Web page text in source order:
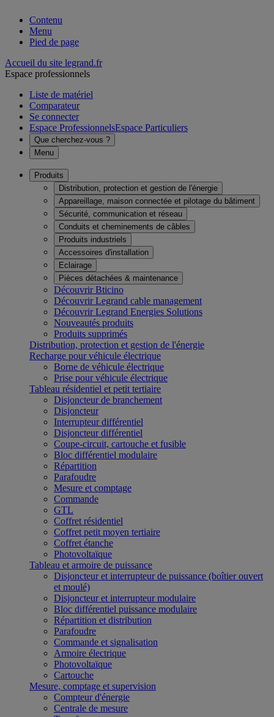
Contenu
Menu
Pied de page
Accueil du site legrand.fr
Espace professionnels
Liste de matériel
Comparateur
Se connecter
Espace ProfessionnelsEspace Particuliers
Que cherchez-vous ?
Menu
Produits
Distribution, protection et gestion de l'énergie
Appareillage, maison connectée et pilotage du bâtiment
Sécurité, communication et réseau
Conduits et cheminements de câbles
Produits industriels
Accessoires d'installation
Eclairage
Pièces détachées & maintenance
Découvrir Bticino
Découvrir Legrand cable management
Découvrir Legrand Energies Solutions
Nouveautés produits
Produits supprimés
Distribution, protection et gestion de l'énergie
Recharge pour véhicule électrique
Borne de véhicule électrique
Prise pour véhicule électrique
Tableau résidentiel et petit tertiaire
Disjoncteur de branchement
Disjoncteur
Interrupteur différentiel
Disjoncteur différentiel
Coupe-circuit, cartouche et fusible
Bloc différentiel modulaire
Répartition
Parafoudre
Mesure et comptage
Commande
GTL
Coffret résidentiel
Coffret petit moyen tertiaire
Coffret étanche
Photovoltaïque
Tableau et armoire de puissance
Disjoncteur et interrupteur de puissance (boîtier ouvert
et moulé)
Disjoncteur et interrupteur modulaire
Bloc différentiel puissance modulaire
Répartition et distribution
Parafoudre
Commande et signalisation
Armoire électrique
Photovoltaïque
Cartouche
Mesure, comptage et supervision
Compteur d'énergie
Centrale de mesure